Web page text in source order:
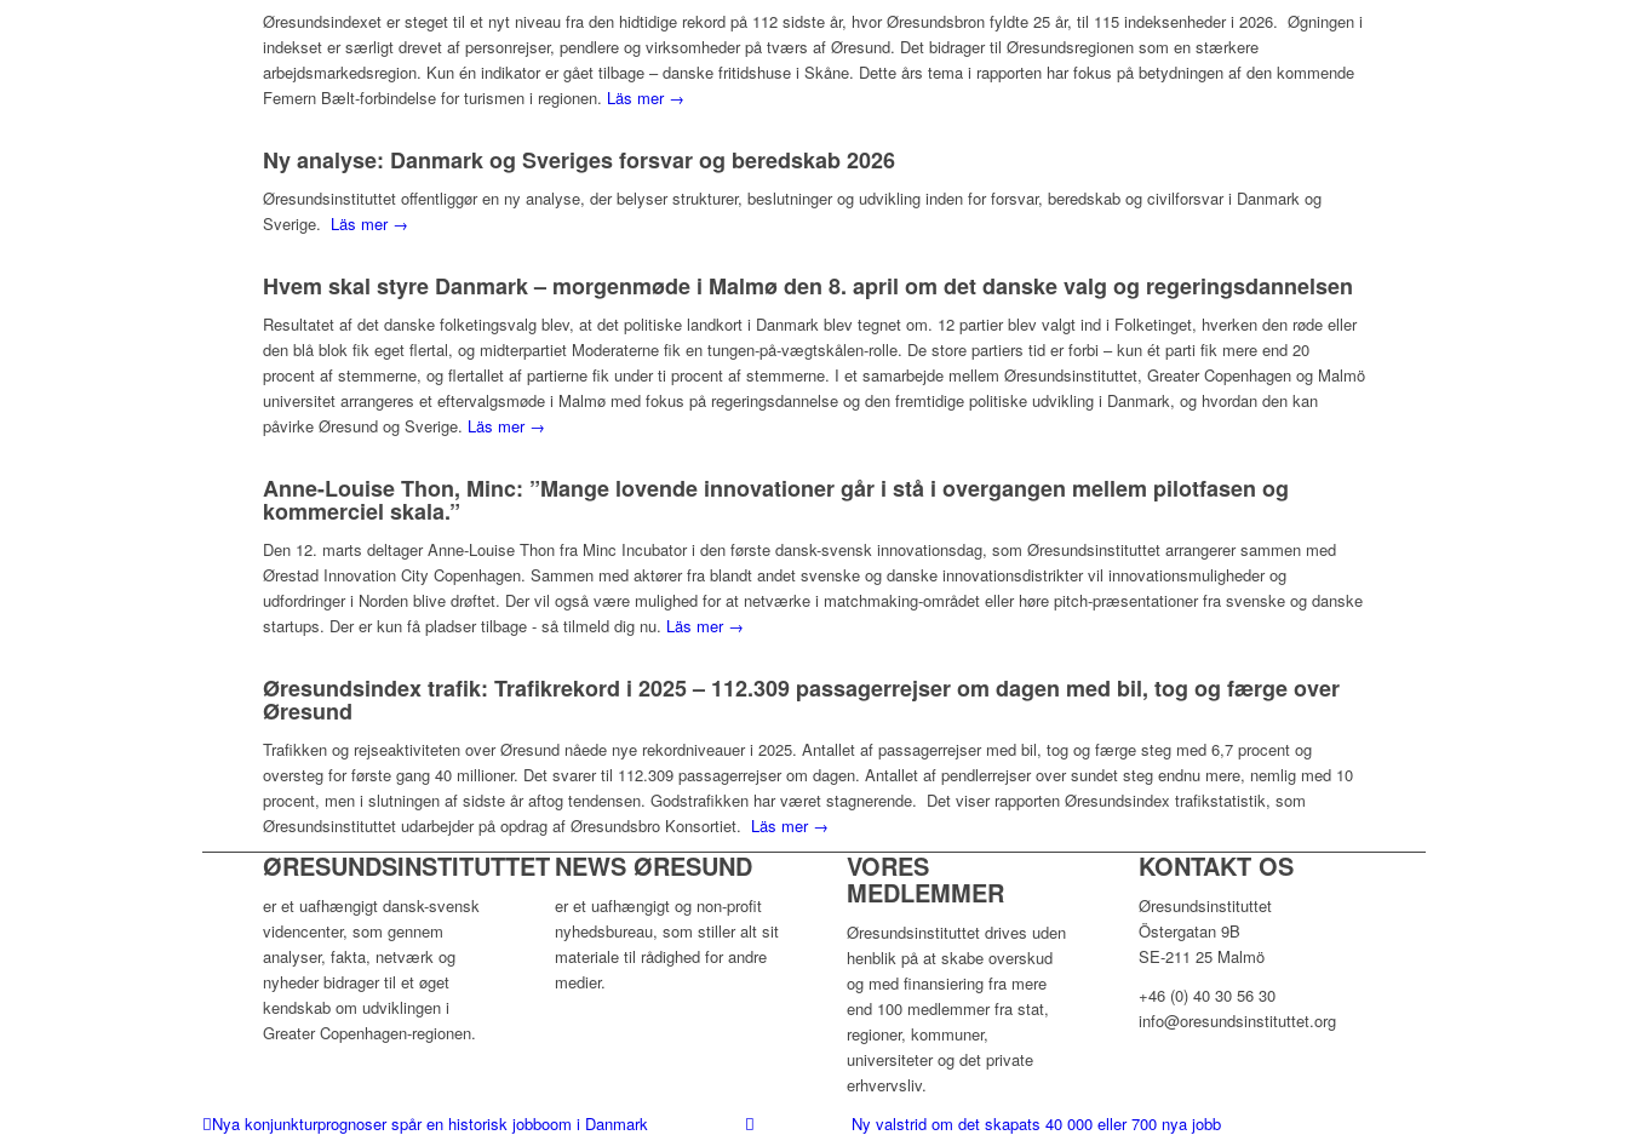
Øresundsindexet er steget til et nyt niveau fra den hidtidige rekord på 112 sidste år, hvor Øresundsbron fyldte 25 år, til 115 indeksenheder i 2026. Øgningen i
indekset er særligt drevet af personrejser, pendlere og virksomheder på tværs af Øresund. Det bidrager til Øresundsregionen som en stærkere
arbejdsmarkedsregion. Kun én indikator er gået tilbage – danske fritidshuse i Skåne. Dette års tema i rapporten har fokus på betydningen af den kommende
Femern Bælt-forbindelse for turismen i regionen. Läs mer →
Ny analyse: Danmark og Sveriges forsvar og beredskab 2026
Øresundsinstituttet offentliggør en ny analyse, der belyser strukturer, beslutninger og udvikling inden for forsvar, beredskab og civilforsvar i Danmark og
Sverige. Läs mer →
Hvem skal styre Danmark – morgenmøde i Malmø den 8. april om det danske valg og regeringsdannelsen
Resultatet af det danske folketingsvalg blev, at det politiske landkort i Danmark blev tegnet om. 12 partier blev valgt ind i Folketinget, hverken den røde eller
den blå blok fik eget flertal, og midterpartiet Moderaterne fik en tungen-på-vægtskålen-rolle. De store partiers tid er forbi – kun ét parti fik mere end 20
procent af stemmerne, og flertallet af partierne fik under ti procent af stemmerne. I et samarbejde mellem Øresundsinstituttet, Greater Copenhagen og Malmö
universitet arrangeres et eftervalgsmøde i Malmø med fokus på regeringsdannelse og den fremtidige politiske udvikling i Danmark, og hvordan den kan
påvirke Øresund og Sverige. Läs mer →
Anne-Louise Thon, Minc: ”Mange lovende innovationer går i stå i overgangen mellem pilotfasen og
kommerciel skala.”
Den 12. marts deltager Anne-Louise Thon fra Minc Incubator i den første dansk-svensk innovationsdag, som Øresundsinstituttet arrangerer sammen med
Ørestad Innovation City Copenhagen. Sammen med aktører fra blandt andet svenske og danske innovationsdistrikter vil innovationsmuligheder og
udfordringer i Norden blive drøftet. Der vil også være mulighed for at netværke i matchmaking-området eller høre pitch-præsentationer fra svenske og danske
startups. Der er kun få pladser tilbage - så tilmeld dig nu. Läs mer →
Øresundsindex trafik: Trafikrekord i 2025 – 112.309 passagerrejser om dagen med bil, tog og færge over
Øresund
Trafikken og rejseaktiviteten over Øresund nåede nye rekordniveauer i 2025. Antallet af passagerrejser med bil, tog og færge steg med 6,7 procent og
oversteg for første gang 40 millioner. Det svarer til 112.309 passagerrejser om dagen. Antallet af pendlerrejser over sundet steg endnu mere, nemlig med 10
procent, men i slutningen af sidste år aftog tendensen. Godstrafikken har været stagnerende. Det viser rapporten Øresundsindex trafikstatistik, som
Øresundsinstituttet udarbejder på opdrag af Øresundsbro Konsortiet. Läs mer →
ØRESUNDSINSTITUTTET
er et uafhængigt dansk-svensk
videncenter, som gennem
analyser, fakta, netværk og
nyheder bidrager til et øget
kendskab om udviklingen i
Greater Copenhagen-regionen.
NEWS ØRESUND
er et uafhængigt og non-profit
nyhedsbureau, som stiller alt sit
materiale til rådighed for andre
medier.
VORES
MEDLEMMER
Øresundsinstituttet drives uden
henblik på at skabe overskud
og med finansiering fra mere
end 100 medlemmer fra stat,
regioner, kommuner,
universiteter og det private
erhvervsliv.
KONTAKT OS
Øresundsinstituttet
Östergatan 9B
SE-211 25 Malmö
+46 (0) 40 30 56 30
info@oresundsinstituttet.org
Nya konjunkturprognoser spår en historisk jobboom i Danmark Ny valstrid om det skapats 40 000 eller 700 nya jobb